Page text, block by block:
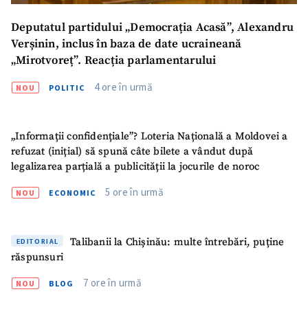
Deputatul partidului „Democrația Acasă”, Alexandru
Verșinin, inclus în baza de date ucraineană
„Mirotvoreț”. Reacția parlamentarului
NOU POLITIC 4 ore în urmă
„Informații confidențiale”? Loteria Națională a Moldovei a
refuzat (inițial) să spună câte bilete a vândut după
legalizarea parțială a publicității la jocurile de noroc
NOU ECONOMIC 5 ore în urmă
EDITORIAL
Talibanii la Chișinău: multe întrebări, puține
răspunsuri
NOU BLOG 7 ore în urmă
CONTACT SURSĂ
Sursă anonimă
Email+ Emailul meu
confidențialitate.